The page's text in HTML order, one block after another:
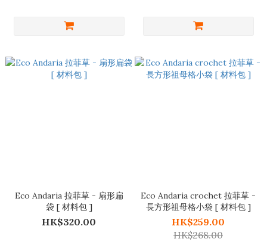
Eco Andaria 拉菲草 - 扇形扁
袋 [ 材料包 ]
HK$320.00
Eco Andaria crochet 拉菲草 -
長方形祖母格小袋 [ 材料包 ]
HK$259.00
HK$268.00